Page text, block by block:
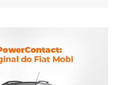
enfrentar o cotidiano
buracos e obstáculos sem
por ruas molhadas e dias de
artigo você vai ler: Nissan